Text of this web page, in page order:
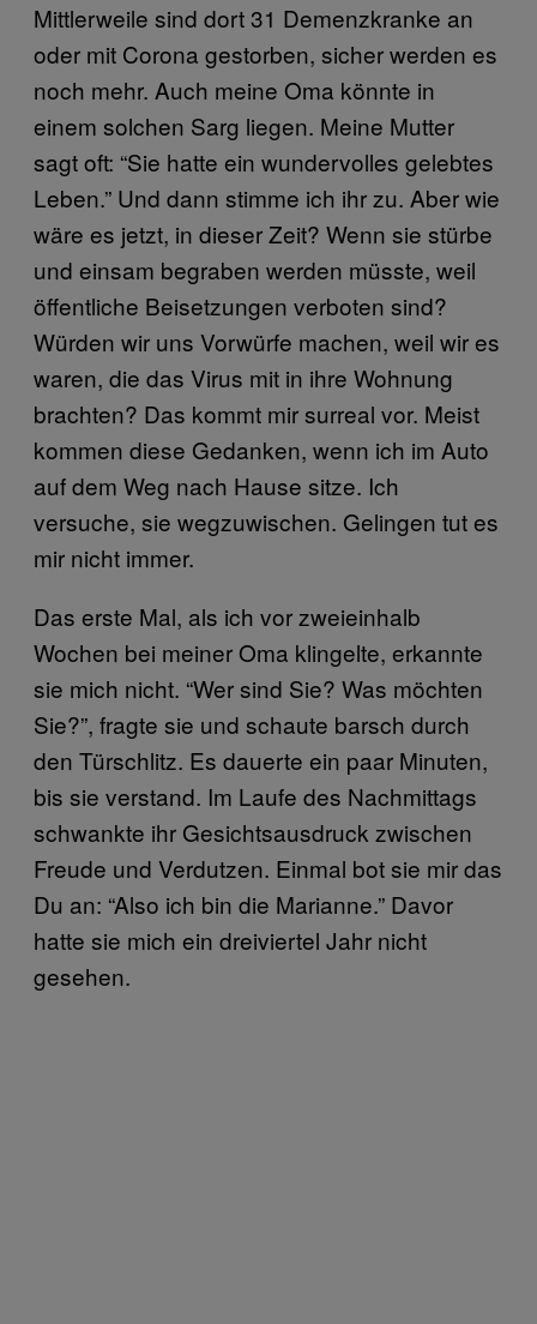
Mittlerweile sind dort 31 Demenzkranke an
oder mit Corona gestorben, sicher werden es
noch mehr. Auch meine Oma könnte in
einem solchen Sarg liegen. Meine Mutter
sagt oft: “Sie hatte ein wundervolles gelebtes
Leben.” Und dann stimme ich ihr zu. Aber wie
wäre es jetzt, in dieser Zeit? Wenn sie stürbe
und einsam begraben werden müsste, weil
öffentliche Beisetzungen verboten sind?
Würden wir uns Vorwürfe machen, weil wir es
waren, die das Virus mit in ihre Wohnung
brachten? Das kommt mir surreal vor. Meist
kommen diese Gedanken, wenn ich im Auto
auf dem Weg nach Hause sitze. Ich
versuche, sie wegzuwischen. Gelingen tut es
mir nicht immer.
Das erste Mal, als ich vor zweieinhalb
Wochen bei meiner Oma klingelte, erkannte
sie mich nicht. “Wer sind Sie? Was möchten
Sie?”, fragte sie und schaute barsch durch
den Türschlitz. Es dauerte ein paar Minuten,
bis sie verstand. Im Laufe des Nachmittags
schwankte ihr Gesichtsausdruck zwischen
Freude und Verdutzen. Einmal bot sie mir das
Du an: “Also ich bin die Marianne.” Davor
hatte sie mich ein dreiviertel Jahr nicht
gesehen.